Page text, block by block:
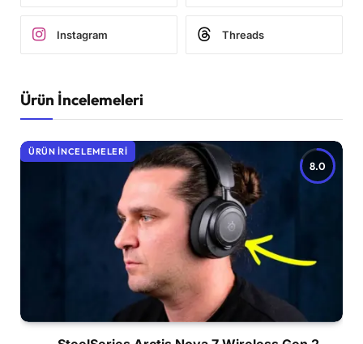
Instagram Threads
Ürün İncelemeleri
8.0
ÜRÜN İNCELEMELERI